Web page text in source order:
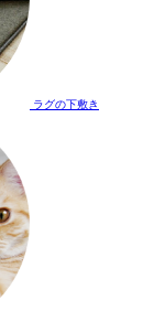
ラグの下敷き